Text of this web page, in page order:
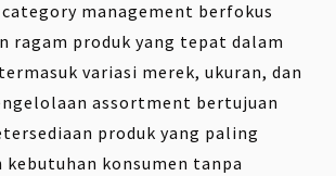
management berfokus
ragam produk yang tepat dalam
variasi merek, ukuran, dan
assortment bertujuan
produk yang paling
kebutuhan konsumen tanpa